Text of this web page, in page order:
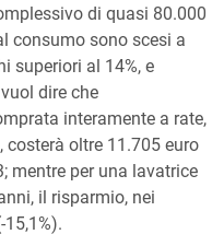
di quasi 80.000
consumo sono scesi a
superiori al 14%, e
dire che
interamente a rate,
oltre 11.705 euro
mentre per una lavatrice
il risparmio, nei